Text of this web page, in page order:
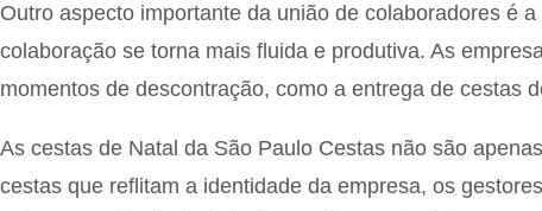
Outro aspecto importante da união de colaboradores é
colaboração se torna mais fluida e produtiva. As
momentos de descontração, como a entrega de cestas
As cestas de Natal da São Paulo Cestas não são
cestas que reflitam a identidade da empresa, os